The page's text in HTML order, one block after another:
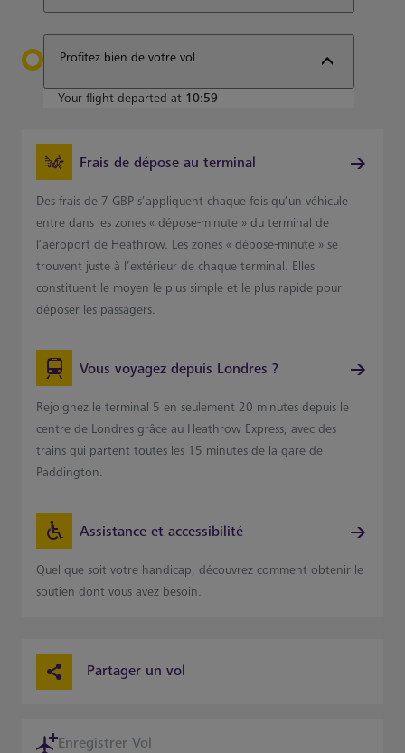
Profitez bien de votre vol
Your flight departed at 10:59
Frais de dépose au terminal
Des frais de 7 GBP s’appliquent chaque fois qu’un véhicule
entre dans les zones « dépose-minute » du terminal de
l’aéroport de Heathrow. Les zones « dépose-minute » se
trouvent juste à l’extérieur de chaque terminal. Elles
constituent le moyen le plus simple et le plus rapide pour
déposer les passagers.
Vous voyagez depuis Londres ?
Rejoignez le terminal 5 en seulement 20 minutes depuis le
centre de Londres grâce au Heathrow Express, avec des
trains qui partent toutes les 15 minutes de la gare de
Paddington.
Assistance et accessibilité
Quel que soit votre handicap, découvrez comment obtenir le
soutien dont vous avez besoin.
Partager un vol
Enregistrer Vol